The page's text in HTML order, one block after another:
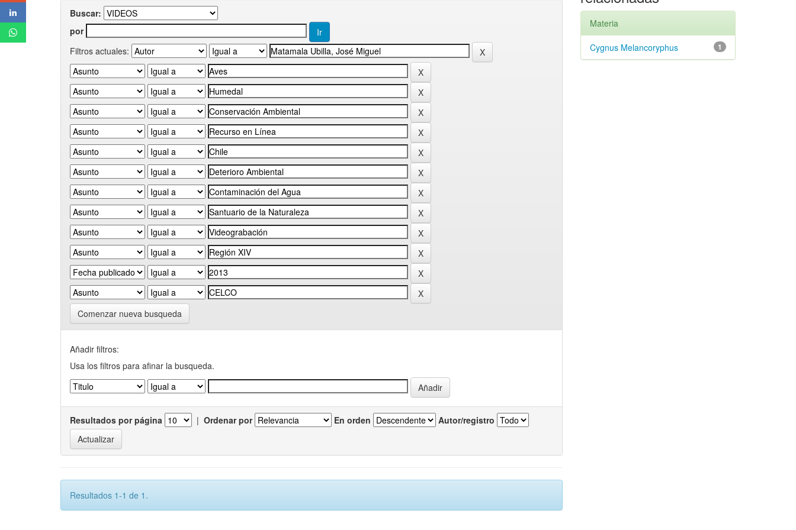
Buscar:
por
Filtros actuales:
Comenzar nueva busqueda
Añadir filtros:
Usa los filtros para afinar la busqueda.
Resultados por página | Ordenar por En orden Autor/registro
Resultados 1-1 de 1.
Materia
1
Cygnus Melancoryphus